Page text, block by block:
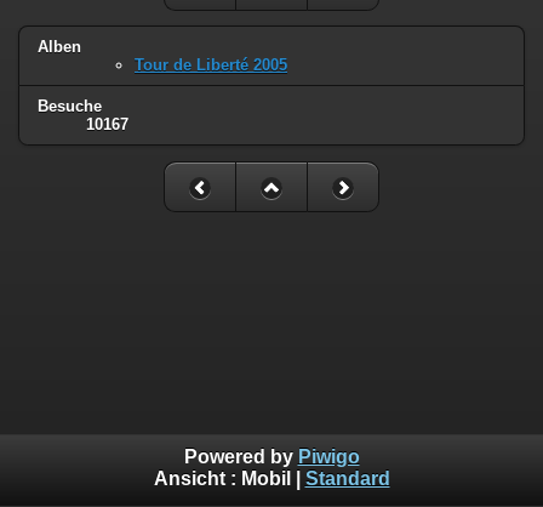
Alben
Tour de Liberté 2005
Besuche
10167
Powered by Piwigo
Ansicht : Mobil Standard